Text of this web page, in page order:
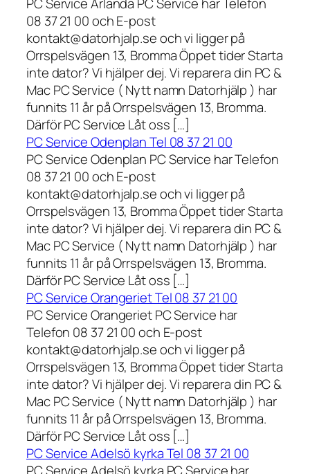
PC Service Arlanda PC Service har Telefon
08 37 21 00 och E-post
kontakt@datorhjalp.se och vi ligger på
Orrspelsvägen 13, Bromma Öppet tider Starta
inte dator? Vi hjälper dej. Vi reparera din PC &
Mac PC Service ( Nytt namn Datorhjälp ) har
funnits 11 år på Orrspelsvägen 13, Bromma.
Därför PC Service Låt oss […]
PC Service Odenplan Tel 08 37 21 00
PC Service Odenplan PC Service har Telefon
08 37 21 00 och E-post
kontakt@datorhjalp.se och vi ligger på
Orrspelsvägen 13, Bromma Öppet tider Starta
inte dator? Vi hjälper dej. Vi reparera din PC &
Mac PC Service ( Nytt namn Datorhjälp ) har
funnits 11 år på Orrspelsvägen 13, Bromma.
Därför PC Service Låt oss […]
PC Service Orangeriet Tel 08 37 21 00
PC Service Orangeriet PC Service har
Telefon 08 37 21 00 och E-post
kontakt@datorhjalp.se och vi ligger på
Orrspelsvägen 13, Bromma Öppet tider Starta
inte dator? Vi hjälper dej. Vi reparera din PC &
Mac PC Service ( Nytt namn Datorhjälp ) har
funnits 11 år på Orrspelsvägen 13, Bromma.
Därför PC Service Låt oss […]
PC Service Adelsö kyrka Tel 08 37 21 00